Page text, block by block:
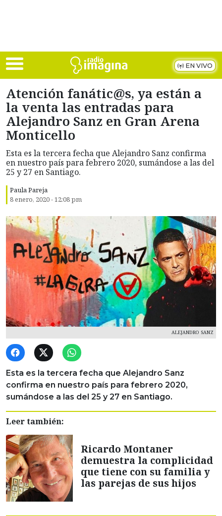
EN VIVO
Atención fanátic@s, ya están a
la venta las entradas para
Alejandro Sanz en Gran Arena
Monticello
Esta es la tercera fecha que Alejandro Sanz confirma
en nuestro país para febrero 2020, sumándose a las del
25 y 27 en Santiago.
Paula Pareja
8 enero, 2020 - 12:08 pm
ALEJANDRO SANZ
Esta es la tercera fecha que Alejandro Sanz
confirma en nuestro país para febrero 2020,
sumándose a las del 25 y 27 en Santiago.
Leer también:
Ricardo Montaner
demuestra la complicidad
que tiene con su familia y
las parejas de sus hijos